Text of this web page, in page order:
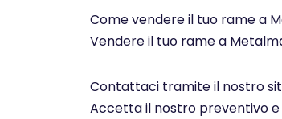
Come vendere il tuo rame a
Vendere il tuo rame a
Contattaci tramite il nostro
Accetta il nostro preventivo e